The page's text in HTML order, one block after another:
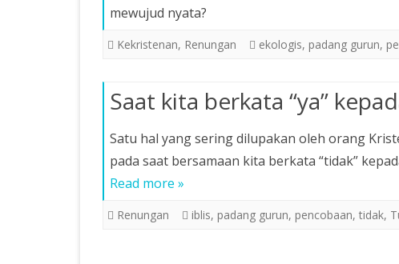
mewujud nyata?
Kekristenan, Renungan ekologis, padang gurun,
Saat kita berkata “ya”
Satu hal yang sering dilupakan oleh orang
pada saat bersamaan kita berkata “tidak”
Read more »
Renungan iblis, padang gurun, pencobaan, tidak,